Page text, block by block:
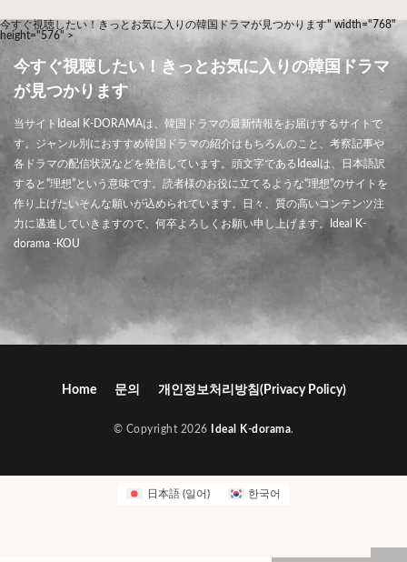
今すぐ視聴したい！きっとお気に入りの韓国ドラマが見つかります" width="768"
height="576" >
今すぐ視聴したい！きっとお気に入りの韓国ドラマ
が見つかります
当サイトIdeal K-DORAMAは、韓国ドラマの最新情報をお届けするサイトで
す。ジャンル別におすすめ韓国ドラマの紹介はもちろんのこと、考察記事や
各ドラマの配信状況などを発信しています。頭文字であるIdealは、日本語訳
すると“理想”という意味です。読者様のお役に立てるような“理想”のサイトを
作り上げたいそんな願いが込められています。日々、質の高いコンテンツ注
力に邁進していきますので、何卒よろしくお願い申し上げます。Ideal K-
dorama -KOU
Home 문의 개인정보처리방침(Privacy Policy)
© Copyright 2026 Ideal K-dorama.
日本語(일어 ) 한국어